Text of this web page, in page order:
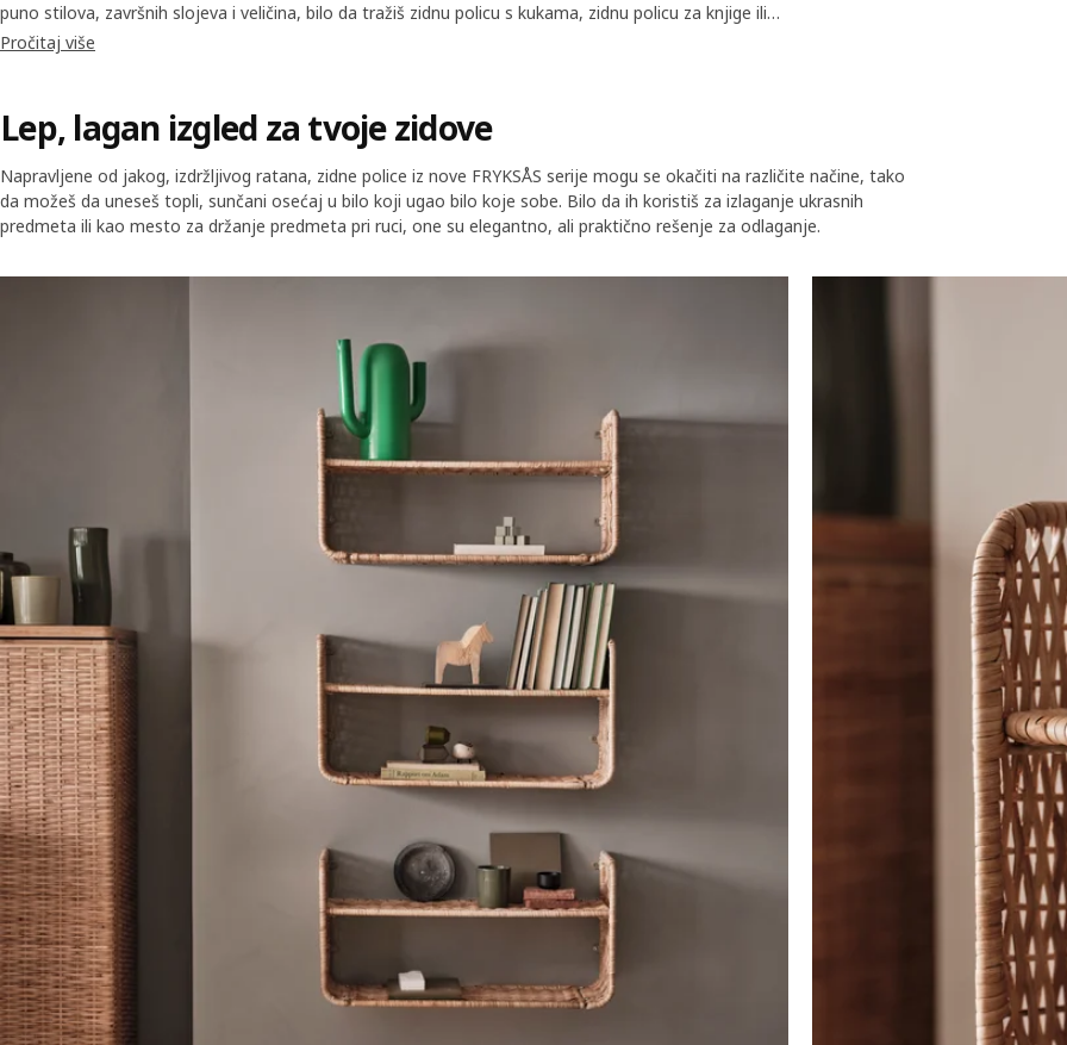
puno stilova, završnih slojeva i veličina, bilo da tražiš zidnu policu s kukama, zidnu policu za knjige ili
čak onu s fiokama (da sakriješ potpuno lične predmete).
Pročitaj više
Lep, lagan izgled za tvoje zidove
Napravljene od jakog, izdržljivog ratana, zidne police iz nove FRYKSÅS serije mogu se okačiti na različite načine, tako
da možeš da uneseš topli, sunčani osećaj u bilo koji ugao bilo koje sobe. Bilo da ih koristiš za izlaganje ukrasnih
predmeta ili kao mesto za držanje predmeta pri ruci, one su elegantno, ali praktično rešenje za odlaganje.